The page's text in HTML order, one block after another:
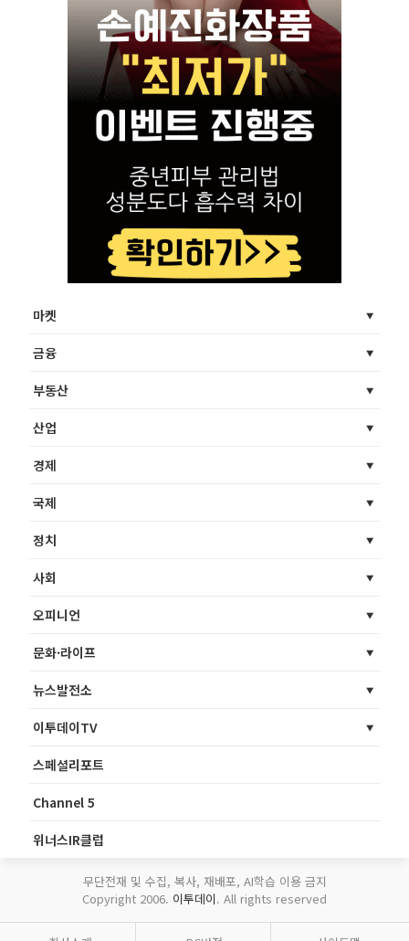
마켓
금융
부동산
산업
경제
국제
정치
사회
오피니언
문화·라이프
뉴스발전소
이투데이TV
스페셜리포트
Channel 5
위너스IR클럽
무단전재 및 수집, 복사, 재배포, AI학습 이용 금지
Copyright 2006. 이투데이. All rights reserved